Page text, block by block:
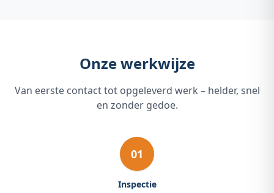
Onze werkwijze
Van eerste contact tot opgeleverd werk – helder, snel
en zonder gedoe.
01
Inspectie